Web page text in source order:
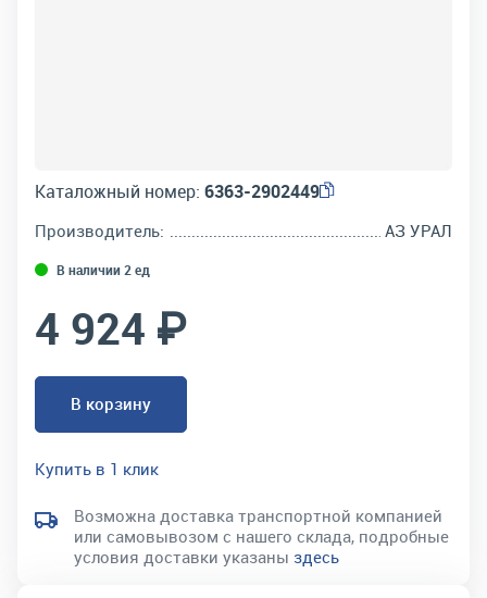
Каталожный номер: 6363-2902449
Производитель: АЗ УРАЛ
В наличии 2 ед
4 924 ₽
В корзину
Купить в 1 клик
Возможна доставка транспортной компанией
или самовывозом с нашего склада, подробные
условия доставки указаны здесь